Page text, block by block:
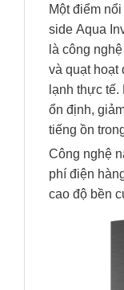
Một điểm
side Aqua
là công
và quạt hoạt
lạnh thực
ổn định,
tiếng ồn
Công nghệ
phí điện
cao độ bền